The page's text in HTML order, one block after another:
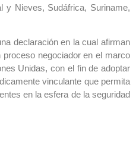
y Nieves, Sudáfrica, Suriname,
declaración en la cual afirman
proceso negociador en el marco
Unidas, con el fin de adoptar
vinculante que permita
en la esfera de la seguridad